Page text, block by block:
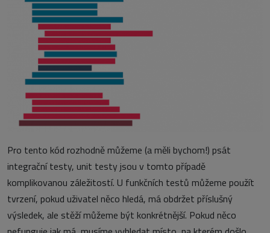
Pro tento kód rozhodně můžeme (a měli bychom!) psát
integrační testy, unit testy jsou v tomto případě
komplikovanou záležitostí. U funkčních testů můžeme použít
tvrzení, pokud uživatel něco hledá, má obdržet příslušný
výsledek, ale stěží můžeme být konkrétnější. Pokud něco